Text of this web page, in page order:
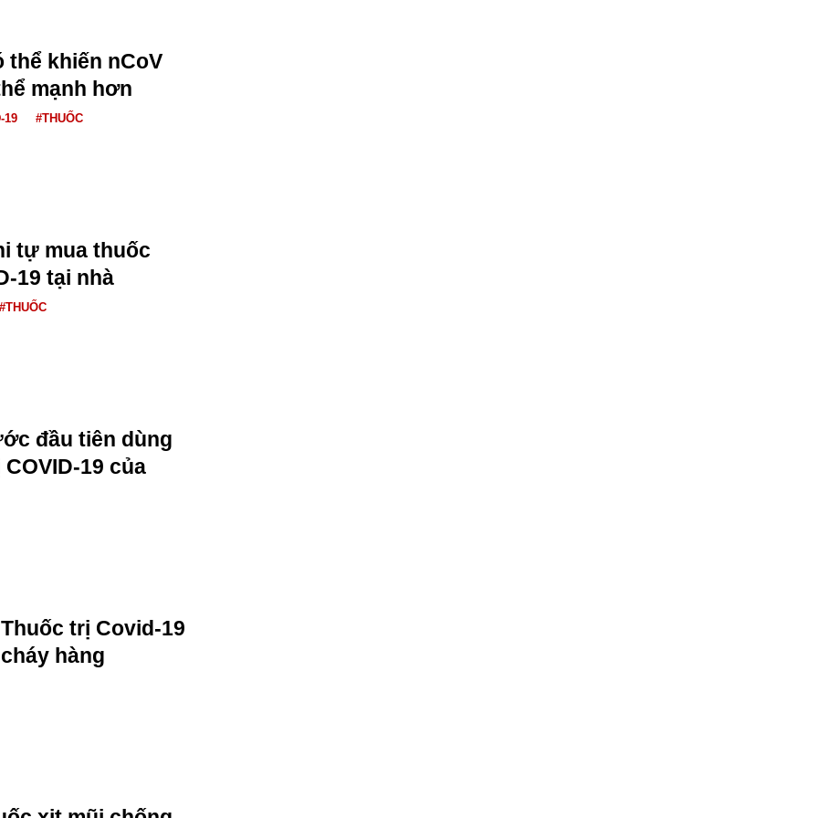
thể khiến nCoV
mạnh hơn
19 #THUỐC
tự mua thuốc
19 tại nhà
#THUỐC
đầu tiên dùng
19 của
Thuốc trị Covid-19
cháy hàng